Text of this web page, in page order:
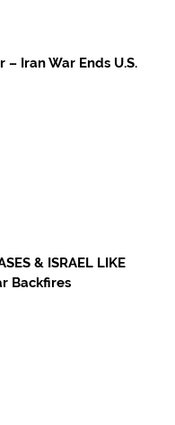
Iran War Ends U.S.
& ISRAEL LIKE
Backfires